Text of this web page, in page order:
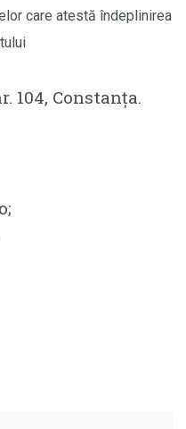
care atestă îndeplinirea
104, Constanța.